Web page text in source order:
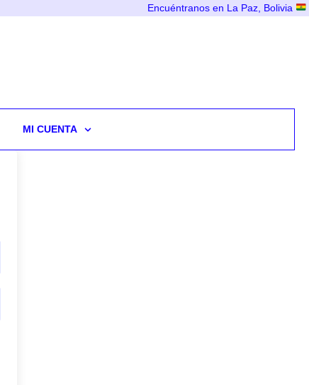
Encuéntranos en La Paz, Bolivia
MI CUENTA